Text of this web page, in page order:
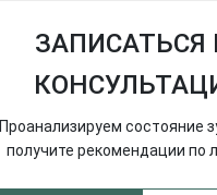
ЗАПИСАТЬСЯ
Проанализируем состояние
получите рекомендации по